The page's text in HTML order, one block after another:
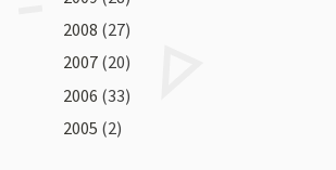
2008 (27)
2007 (20)
2006 (33)
2005 (2)